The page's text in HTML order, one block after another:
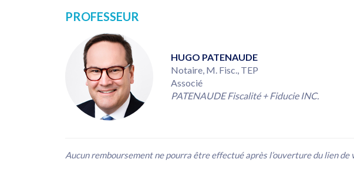
PROFESSEUR
HUGO PATENAUDE
Notaire, M. Fisc., TEP
Associé
PATENAUDE Fiscalité + Fiducie INC.
Aucun remboursement ne pourra être effectué après l’ouverture du lien